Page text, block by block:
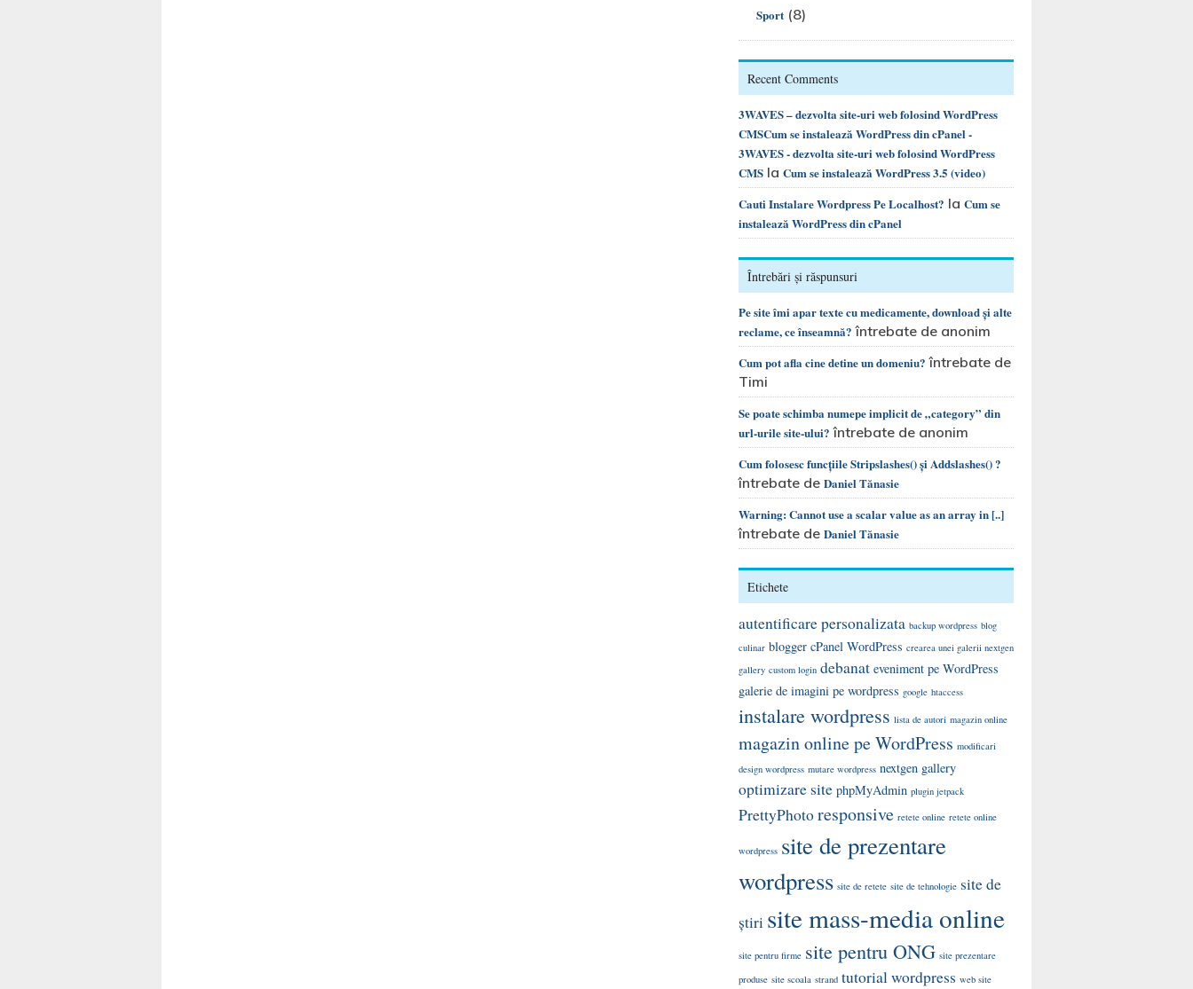
Sport (8)
Recent Comments
3WAVES – dezvolta site-uri web folosind WordPress
CMSCum se instalează WordPress din cPanel -
3WAVES - dezvolta site-uri web folosind WordPress
CMS la Cum se instalează WordPress 3.5 (video)
Cauti Instalare Wordpress Pe Localhost? la Cum se
instalează WordPress din cPanel
Întrebări și răspunsuri
Pe site îmi apar texte cu medicamente, download și alte
reclame, ce înseamnă? întrebate de anonim
Cum pot afla cine detine un domeniu? întrebate de
Timi
Se poate schimba numepe implicit de „category” din
url-urile site-ului? întrebate de anonim
Cum folosesc funcțiile Stripslashes() și Addslashes() ?
întrebate de Daniel Tănasie
Warning: Cannot use a scalar value as an array in [..]
întrebate de Daniel Tănasie
Etichete
autentificare personalizata backup wordpress blog
culinar blogger cPanel WordPress crearea unei galerii nextgen
gallery custom login debanat eveniment pe WordPress
galerie de imagini pe wordpress google htaccess
instalare wordpress lista de autori magazin online
magazin online pe WordPress modificari
design wordpress mutare wordpress nextgen gallery
optimizare site phpMyAdmin plugin jetpack
PrettyPhotoresponsive retete online retete online
wordpress site de prezentare
wordpress site de retete site de tehnologie site de
știri site mass-media online
site pentru firme site pentru ONG site prezentare
produse site scoala strand tutorial wordpress web site